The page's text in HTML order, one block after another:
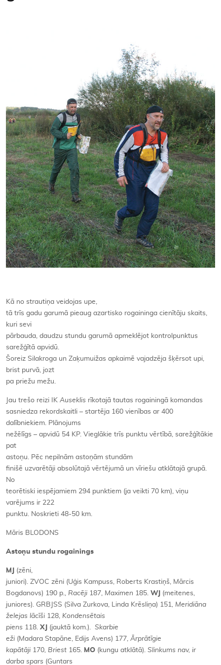
Kā no strautiņa veidojas upe,
tā trīs gadu garumā pieaug azartisko rogaininga cienītāju skaits,
kuri sevi
pārbauda, daudzu stundu garumā apmeklējot kontrolpunktus
sarežģītā apvidū.
Šoreiz Silakroga un Zaķumuižas apkaimē vajadzēja šķērsot upi,
brist purvā, jozt
pa priežu mežu.
Jau trešo reizi IK Auseklis rīkotajā tautas rogainingā komandas
sasniedza rekordskaitli – startēja 160 vienības ar 400
dalībniekiem. Plānojums
nežēlīgs – apvidū 54 KP. Vieglākie trīs punktu vērtībā, sarežģītākie
pat
astoņu. Pēc nepilnām astoņām stundām
finišē uzvarētāji absolūtajā vērtējumā un vīriešu atklātajā grupā.
No
teorētiski iespējamiem 294 punktiem (ja veikti 70 km), viņu
varējums ir 222
punktu. Noskrieti 48-50 km.
Māris BLODONS
Astoņu stundu rogainings
MJ (zēni,
juniori). ZVOC zēni (Uģis Kampuss, Roberts Krastiņš, Mārcis
Bogdanovs) 190 p., Racēji 187, Maximen 185. WJ (meitenes,
juniores). GRBJSS (Silva Zurkova, Linda Krēsliņa) 151, Meridiāna
želejas lācīši 128, Kondensētais
piens 118. XJ (jauktā kom.). Skarbie
eži (Madara Stapāne, Edijs Avens) 177, Ārprātīgie
kapātāji 170, Briest 165. MO (kungu atklātā). Slinkums nav, ir
darba spars (Guntars